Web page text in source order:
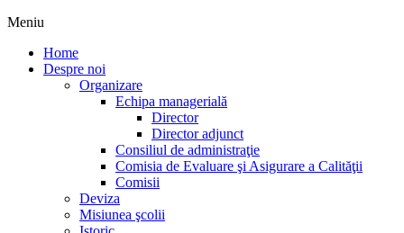
Meniu
Home
Despre noi
Organizare
Echipa managerială
Director
Director adjunct
Consiliul de administraţie
Comisia de Evaluare şi Asigurare a Calităţii
Comisii
Deviza
Misiunea şcolii